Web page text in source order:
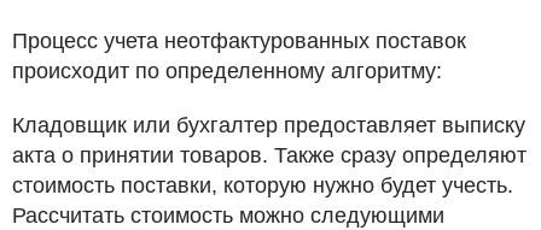
Процесс учета неотфактурованных поставок
происходит по определенному алгоритму:
Кладовщик или бухгалтер предоставляет выписку
акта о принятии товаров. Также сразу определяют
стоимость поставки, которую нужно будет учесть.
Рассчитать стоимость можно следующими